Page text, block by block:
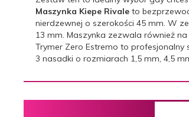
Maszynka Kiepe Rivale to
nierdzewnej o szerokości 45 mm. W
13 mm. Maszynka zezwala również
Trymer Zero Estremo to
3 nasadki o rozmiarach 1,5 mm, 4,5